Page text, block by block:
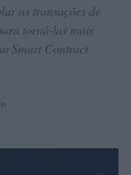
as transações de
torná-las mais
Smart Contract